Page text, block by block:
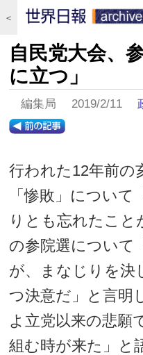
＜
自民党大会、
に立つ」
編集局 2019/2/11
行われた12年前の
「惨敗」について
りとも忘れたこと
の参院選について
が、まなじりを決
つ決意だ」と言明
よ立党以来の悲願
組む時が来た」と